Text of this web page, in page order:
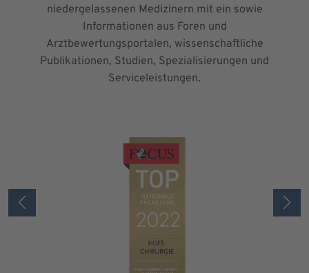
niedergelassenen Medizinern mit ein sowie
Informationen aus Foren und
Arztbewertungsportalen, wissenschaftliche
Publikationen, Studien, Spezialisierungen und
Serviceleistungen.